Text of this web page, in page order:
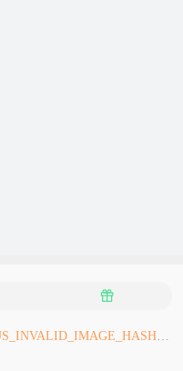
随
文
解决新Edge浏览器报 `STATUS_INVALID_IMAGE_HASH` 问题